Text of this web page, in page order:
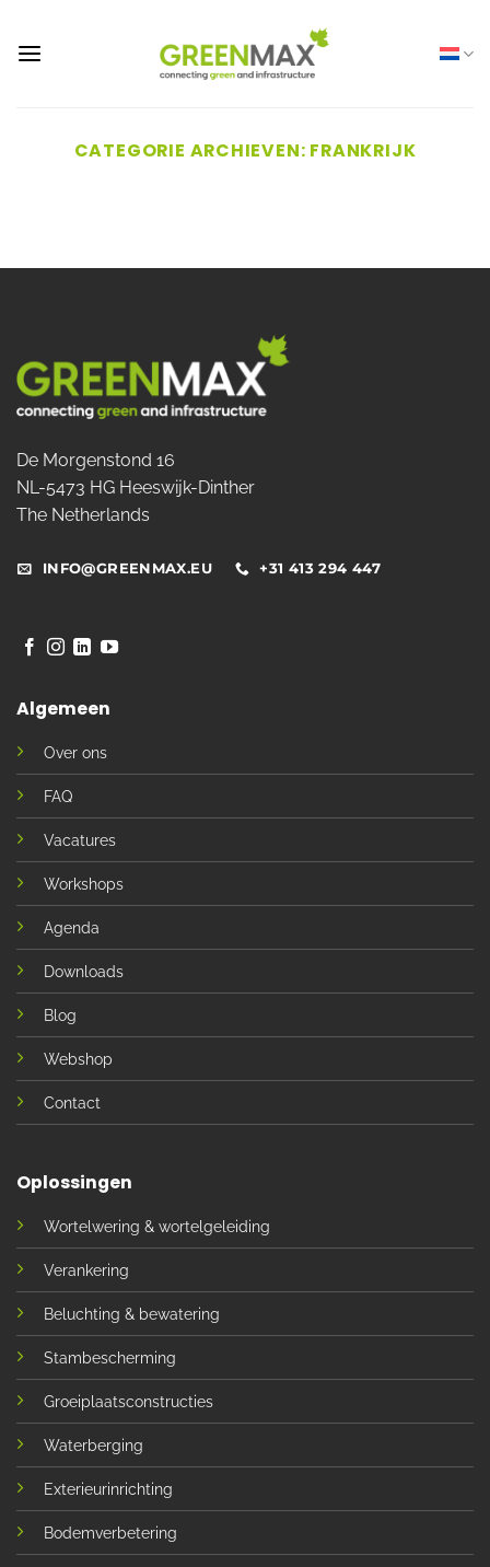
naar
inhoud
CATEGORIE ARCHIEVEN: FRANKRIJK
De Morgenstond 16
NL-5473 HG Heeswijk-Dinther
The Netherlands
INFO@GREENMAX.EU +31 413 294 447
Algemeen
Over ons
FAQ
Vacatures
Workshops
Agenda
Downloads
Blog
Webshop
Contact
Oplossingen
Wortelwering & wortelgeleiding
Verankering
Beluchting & bewatering
Stambescherming
Groeiplaatsconstructies
Waterberging
Exterieurinrichting
Bodemverbetering